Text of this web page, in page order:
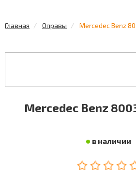
Главная Оправы Mercedec Benz
Mercedec Benz
в наличии